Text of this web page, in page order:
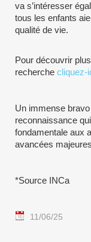
va s’intéresser
tous les enfants
qualité de vie.
Pour découvrir
recherche cliquez-
Un immense
reconnaissance
fondamentale aux
avancées
*Source INCa
11/06/25